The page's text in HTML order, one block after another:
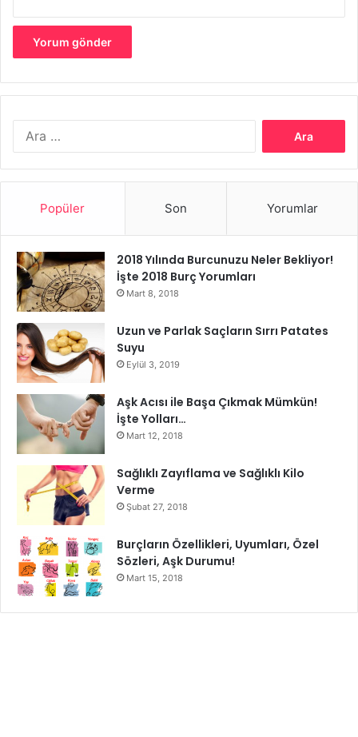
etkisi yüzde 60, psikolojik etkisi ise yüzde 20
seviyelerindedir.
Fındık, fıstık ve badem:
bakımında oldukça etkilidir. Fiziksel Bal dünyanın
afrodizyak etki anlamında en kuvvetli besinlerinden bir
tanesidir. Hem fiziksel hem de psikolojik olarak yüz
üzerinden yüzlük bir etkisi bulunmaktadır.
Çilek:
Çilek afrodizyak etkisi bakımından son derece
etkilidir. Özellikle yüzde yüzlük bir psikolojik etkisinin
yanında yüzde 60’lik bir fiziki etkisi bulunmaktadır.
Besinlerdeki afrodizyak etkisi
edilmektedir.
Popüler Son Yorumlar
2018 Yılında Burcunuzu Neler Bekliyor!
İşte 2018 Burç Yorumları
Mart 8, 2018
Uzun ve Parlak Saçların Sırrı Patates
Suyu
Eylül 3, 2019
Aşk Acısı ile Başa Çıkmak Mümkün!
İşte Yolları…
Mart 12, 2018
Sağlıklı Zayıflama ve Sağlıklı Kilo
Verme
Şubat 27, 2018
Burçların Özellikleri, Uyumları, Özel
Sözleri, Aşk Durumu!
Mart 15, 2018